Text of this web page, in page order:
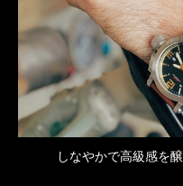
しなやかで高級感を